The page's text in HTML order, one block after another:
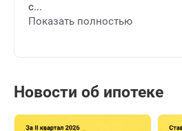
с...
Показать полностью
Новости об ипотеке